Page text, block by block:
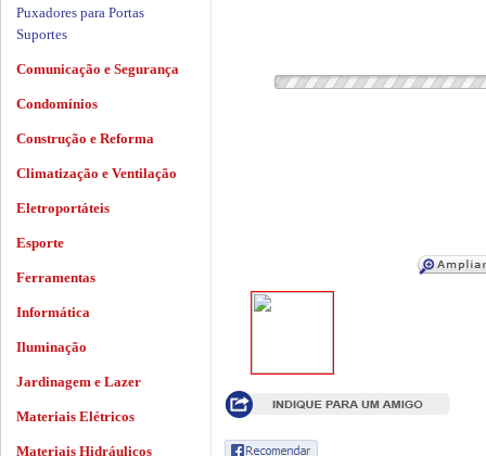
Puxadores para Portas
Suportes
Comunicação e Segurança
Condomínios
Construção e Reforma
Climatização e Ventilação
Eletroportáteis
Esporte
Ferramentas
Informática
Iluminação
Jardinagem e Lazer
Materiais Elétricos
Materiais Hidráulicos